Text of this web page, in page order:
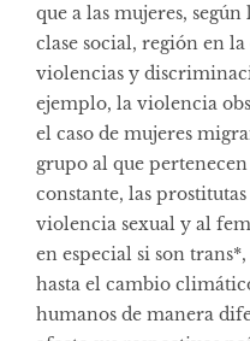
que a las mujeres,
clase social, región en
violencias y
ejemplo, la violencia
el caso de mujeres
grupo al que
constante, las prostitutas
violencia sexual y al
en especial si son
hasta el cambio
humanos de manera